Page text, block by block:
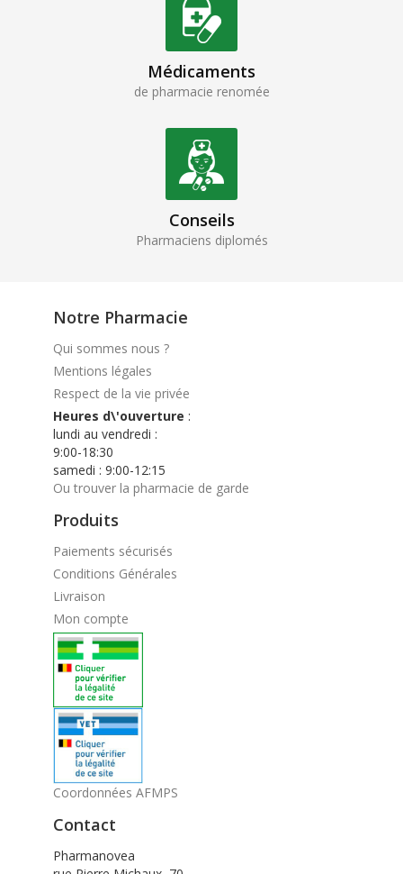
Médicaments
de pharmacie renomée
Conseils
Pharmaciens diplomés
Notre Pharmacie
Qui sommes nous ?
Mentions légales
Respect de la vie privée
Heures d\'ouverture :
lundi au vendredi :
9:00-18:30
samedi : 9:00-12:15
Ou trouver la pharmacie de garde
Produits
Paiements sécurisés
Conditions Générales
Livraison
Mon compte
Coordonnées AFMPS
Contact
Pharmanovea